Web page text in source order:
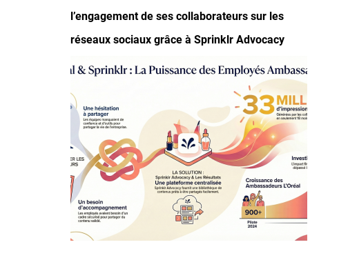
l’engagement de ses collaborateurs sur les
réseaux sociaux grâce à Sprinklr Advocacy
Image